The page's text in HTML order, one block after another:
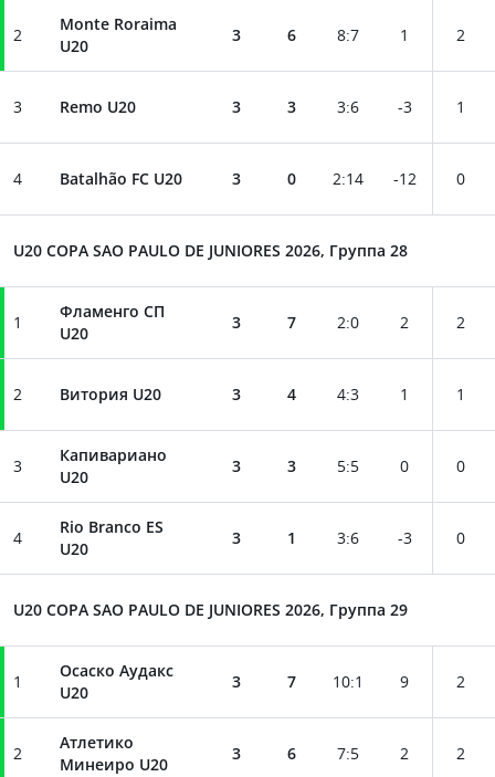
2
Monte Roraima
U20
3 6 8:7 1 2
3 Remo U20 3 3 3:6 -3 1
4 Batalhão FC U20 3 0 2:14 -12 0
U20 COPA SAO PAULO DE JUNIORES 2026, Группа 28
1
Фламенго СП
U20
3 7 2:0 2 2
2 Витория U20 3 4 4:3 1 1
3
Капивариано
U20
3 3 5:5 0 0
4
Rio Branco ES
U20
3 1 3:6 -3 0
U20 COPA SAO PAULO DE JUNIORES 2026, Группа 29
1
Осаcко Аудакс
U20
3 7 10:1 9 2
2
Атлетико
Минеиро U20
3 6 7:5 2 2